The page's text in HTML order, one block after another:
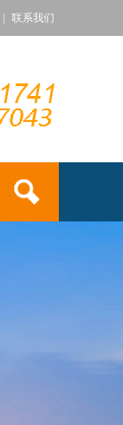
联系我们